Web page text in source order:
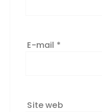
E-mail *
Site web